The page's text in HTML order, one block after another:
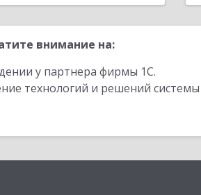
внимание на:
у партнера фирмы 1С.
технологий и решений